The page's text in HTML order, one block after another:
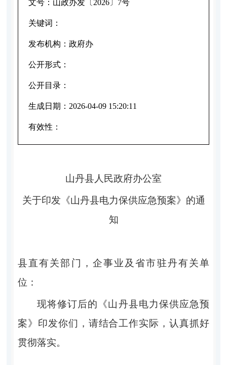
文号： 山政办发〔2026〕7号
关键词：
发布机构： 政府办
公开形式：
公开目录：
生成日期： 2026-04-09 15:20:11
有效性：
山丹县人民政府办公室
关于印发《山丹县电力保供应急预案》的通
知
县直有关部门，企事业及省市驻丹有关单
位：
现将修订后的《山丹县电力保供应急预
案》印发你们，请结合工作实际，认真抓好
贯彻落实。